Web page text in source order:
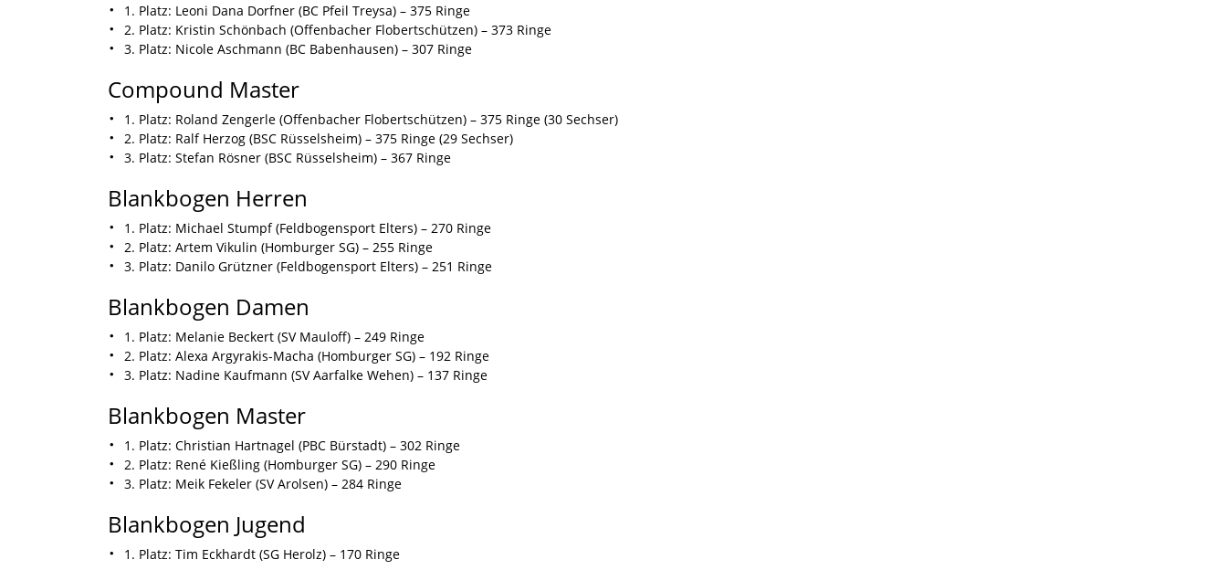
1. Platz: Leoni Dana Dorfner (BC Pfeil Treysa) – 375 Ringe
2. Platz: Kristin Schönbach (Offenbacher Flobertschützen) – 373 Ringe
3. Platz: Nicole Aschmann (BC Babenhausen) – 307 Ringe
Compound Master
1. Platz: Roland Zengerle (Offenbacher Flobertschützen) – 375 Ringe (30 Sechser)
2. Platz: Ralf Herzog (BSC Rüsselsheim) – 375 Ringe (29 Sechser)
3. Platz: Stefan Rösner (BSC Rüsselsheim) – 367 Ringe
Blankbogen Herren
1. Platz: Michael Stumpf (Feldbogensport Elters) – 270 Ringe
2. Platz: Artem Vikulin (Homburger SG) – 255 Ringe
3. Platz: Danilo Grützner (Feldbogensport Elters) – 251 Ringe
Blankbogen Damen
1. Platz: Melanie Beckert (SV Mauloff) – 249 Ringe
2. Platz: Alexa Argyrakis-Macha (Homburger SG) – 192 Ringe
3. Platz: Nadine Kaufmann (SV Aarfalke Wehen) – 137 Ringe
Blankbogen Master
1. Platz: Christian Hartnagel (PBC Bürstadt) – 302 Ringe
2. Platz: René Kießling (Homburger SG) – 290 Ringe
3. Platz: Meik Fekeler (SV Arolsen) – 284 Ringe
Blankbogen Jugend
1. Platz: Tim Eckhardt (SG Herolz) – 170 Ringe